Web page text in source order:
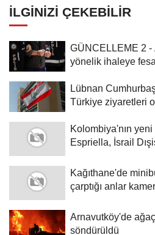
İLGINIZI ÇEKEBILIR
GÜNCELLEME 2 -
yönelik ihaleye
Lübnan
Türkiye ziyaretleri
Kolombiya'nın
Espriella, İsrail
Kağıthane'de
çarptığı anlar
Arnavutköy'de
söndürüldü